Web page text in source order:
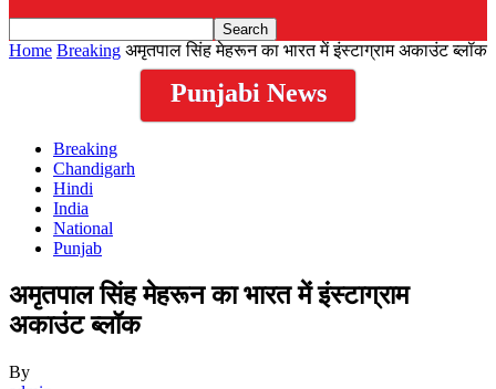
Home Breaking अमृतपाल सिंह मेहरून का भारत में इंस्टाग्राम अकाउंट ब्लॉक
Punjabi News
Breaking
Chandigarh
Hindi
India
National
Punjab
अमृतपाल सिंह मेहरून का भारत में इंस्टाग्राम
अकाउंट ब्लॉक
By